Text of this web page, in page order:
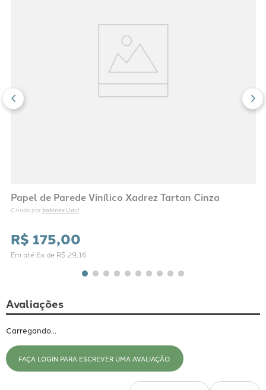
Papel de Parede Vinílico Xadrez Tartan Cinza
Criado por bobinex Uau!
R$ 175,00
Em até 6x de R$ 29 16
Avaliações
Carregando…
FAÇA LOGIN PARA ESCREVER UMA AVALIAÇÃO.